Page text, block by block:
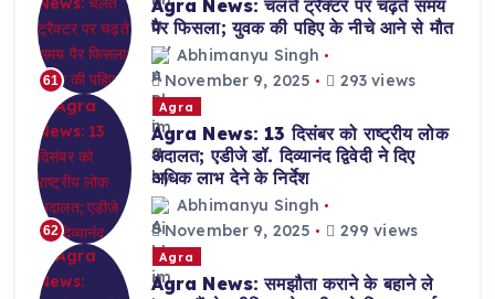
61
Agra News: चलते ट्रैक्टर पर चढ़ते समय
पैर फिसला; युवक की पहिए के नीचे आने से मौत
Abhimanyu Singh
November 9, 2025
293 views
62
Agra
Agra News: 13 दिसंबर को राष्ट्रीय लोक
अदालत; एडीजे डॉ. दिव्यानंद द्विवेदी ने दिए
अधिक लाभ देने के निर्देश
Abhimanyu Singh
November 9, 2025
299 views
Agra
Agra News: समझौता कराने के बहाने ले